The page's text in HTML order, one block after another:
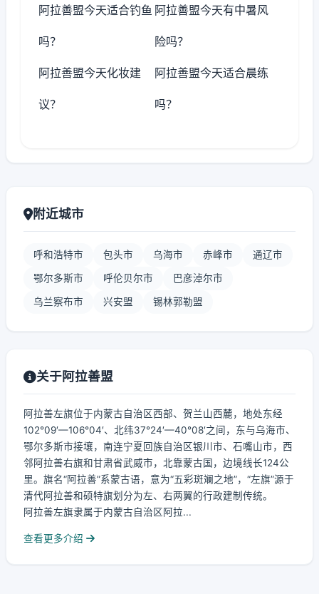
阿拉善盟今天适合钓鱼
吗？
阿拉善盟今天有中暑风
险吗？
阿拉善盟今天化妆建
议？
阿拉善盟今天适合晨练
吗？
附近城市
呼和浩特市 包头市 乌海市 赤峰市 通辽市
鄂尔多斯市 呼伦贝尔市 巴彦淖尔市
乌兰察布市 兴安盟 锡林郭勒盟
关于阿拉善盟
阿拉善左旗位于内蒙古自治区西部、贺兰山西麓，地处东经
102°09′—106°04′、北纬37°24′—40°08′之间，东与乌海市、
鄂尔多斯市接壤，南连宁夏回族自治区银川市、石嘴山市，西
邻阿拉善右旗和甘肃省武威市，北靠蒙古国，边境线长124公
里。旗名“阿拉善”系蒙古语，意为“五彩斑斓之地”，“左旗”源于
清代阿拉善和硕特旗划分为左、右两翼的行政建制传统。
阿拉善左旗隶属于内蒙古自治区阿拉...
查看更多介绍